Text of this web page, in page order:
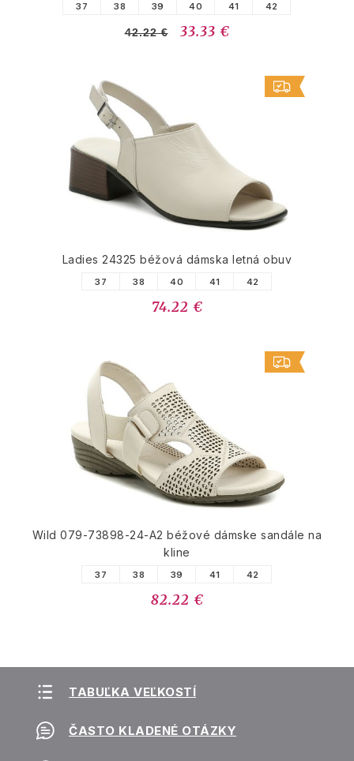
37 38 39 40 41 42
42.22 € 33.33 €
Ladies 24325 béžová dámska letná obuv
37 38 40 41 42
74.22 €
Wild 079-73898-24-A2 béžové dámske sandále na
kline
37 38 39 41 42
82.22 €
TABUĽKA VEĽKOSTÍ
ČASTO KLADENÉ OTÁZKY